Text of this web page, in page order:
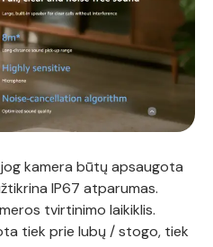
kamera būtų apsaugota
IP67 atparumas.
tvirtinimo laikiklis.
tiek prie lubų / stogo, tiek